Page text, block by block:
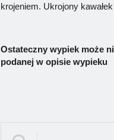
krojeniem. Ukrojony
Ostateczny wypiek może
podanej w opisie wypieku